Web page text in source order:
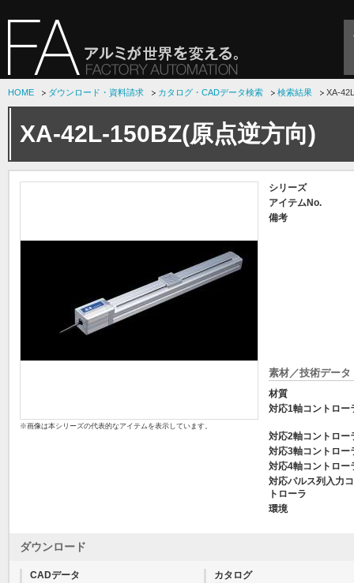
HOME ダウンロード・資料請求 カタログ・CADデータ検索 検索結果 XA-
XA-42L-150BZ(原点逆方向)
※画像は本シリーズの代表的なアイテムを表示しています。
シリーズ
アイテムNo.
備考
素材／技術データ
材質
対応1軸コントロー
対応2軸コントロー
対応3軸コントロー
対応4軸コントロー
対応パルス列入力
トローラ
環境
ダウンロード
CADデータ
カタログ